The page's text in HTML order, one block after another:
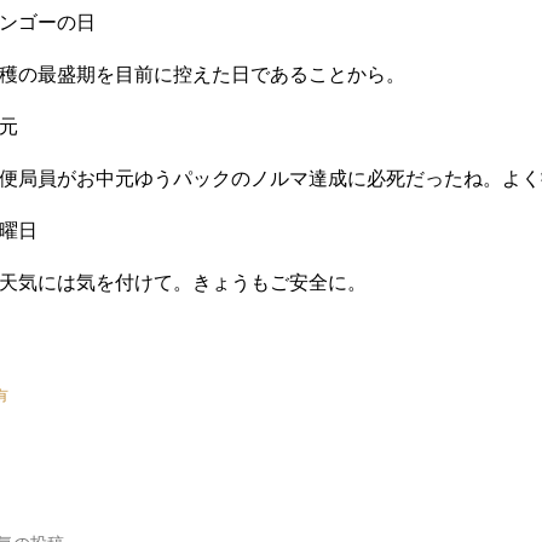
ゴーの日
の最盛期を目前に控えた日であることから。
局員がお中元ゆうパックのノルマ達成に必死だったね。よく
日
気には気を付けて。きょうもご安全に。